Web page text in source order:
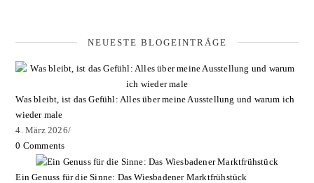
NEUESTE BLOGEINTRÄGE
Was bleibt, ist das Gefühl: Alles über meine Ausstellung und warum ich
wieder male
4. März 2026/
0 Comments
Ein Genuss für die Sinne: Das Wiesbadener Marktfrühstück